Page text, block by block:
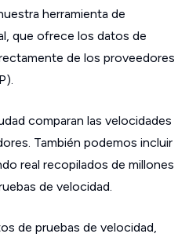
herramienta de
que ofrece los datos de
de los proveedores
comparan las velocidades
También podemos incluir
real recopilados de millones
de velocidad.
de pruebas de velocidad,